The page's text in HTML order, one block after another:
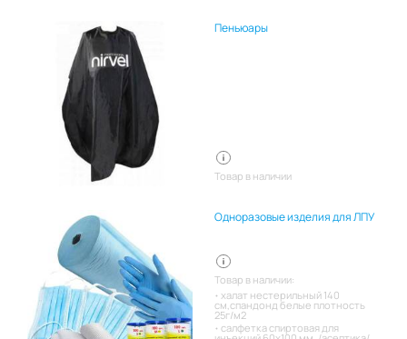
Пеньюары
Товар в наличии
Одноразовые изделия для ЛПУ
Товар в наличии:
халат нестерильный 140
см,спандонд белые плотность
25г/м2
салфетка спиртовая для